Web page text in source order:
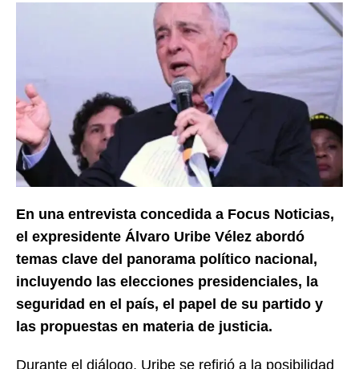
En una entrevista concedida a Focus Noticias,
el expresidente Álvaro Uribe Vélez abordó
temas clave del panorama político nacional,
incluyendo las elecciones presidenciales, la
seguridad en el país, el papel de su partido y
las propuestas en materia de justicia.
Durante el diálogo, Uribe se refirió a la posibilidad